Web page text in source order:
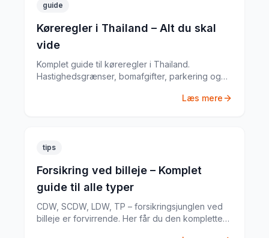
guide
Køreregler i Thailand – Alt du skal
vide
Komplet guide til køreregler i Thailand.
Hastighedsgrænser, bomafgifter, parkering og
Læs mere
tips
Forsikring ved billeje – Komplet
guide til alle typer
CDW, SCDW, LDW, TP – forsikringsjunglen ved
billeje er forvirrende. Her får du den komplette